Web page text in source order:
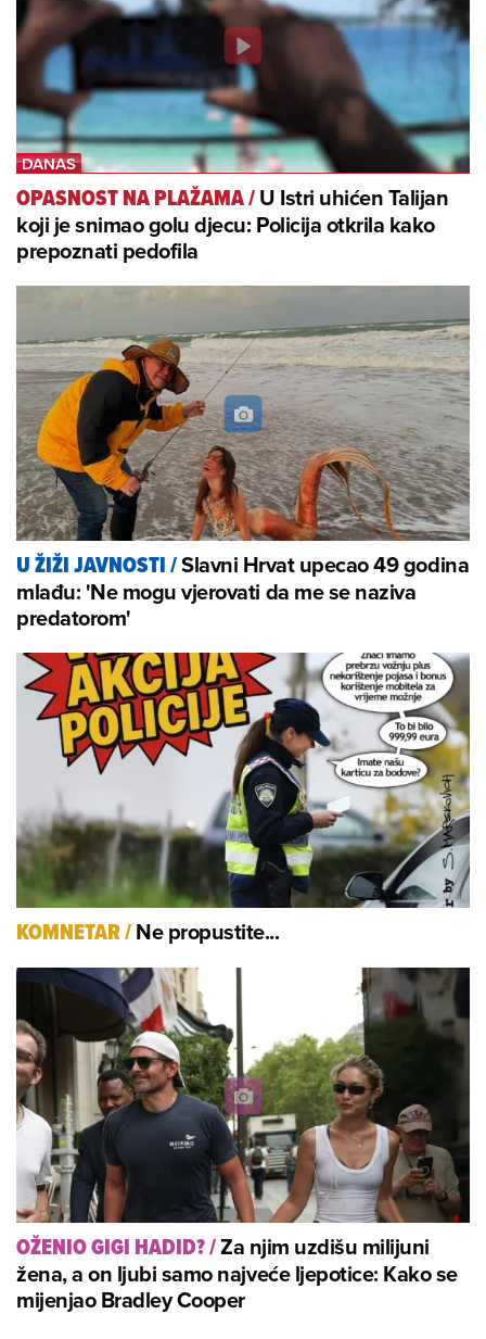
OPASNOST NA PLAŽAMA/U Istri uhićen Talijan
koji je snimao golu djecu: Policija otkrila kako
prepoznati pedofila
U ŽIŽI JAVNOSTI/Slavni Hrvat upecao 49 godina
mlađu: 'Ne mogu vjerovati da me se naziva
predatorom'
KOMNETAR/Ne propustite...
OŽENIO GIGI HADID?/Za njim uzdišu milijuni
žena, a on ljubi samo najveće ljepotice: Kako se
mijenjao Bradley Cooper